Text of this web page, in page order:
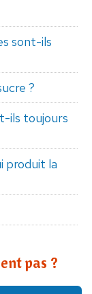
sont-ils
?
ils toujours
produit la
pas ?